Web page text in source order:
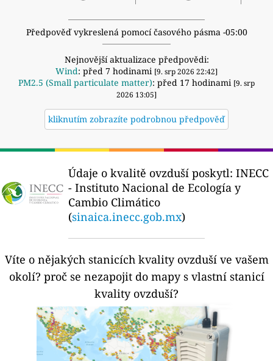
Předpověď vykreslená pomocí časového pásma -05:00
Nejnovější aktualizace předpovědi:
Wind: před 7 hodinami [9. srp 2026 22:42]
PM2.5 (Small particulate matter): před 17 hodinami [9. srp
2026 13:05]
kliknutím zobrazíte podrobnou předpověď
Údaje o kvalitě ovzduší poskytl: INECC
- Instituto Nacional de Ecología y
Cambio Climático
(sinaica.inecc.gob.mx)
Víte o nějakých stanicích kvality ovzduší ve vašem
okolí? proč se nezapojit do mapy s vlastní stanicí
kvality ovzduší?